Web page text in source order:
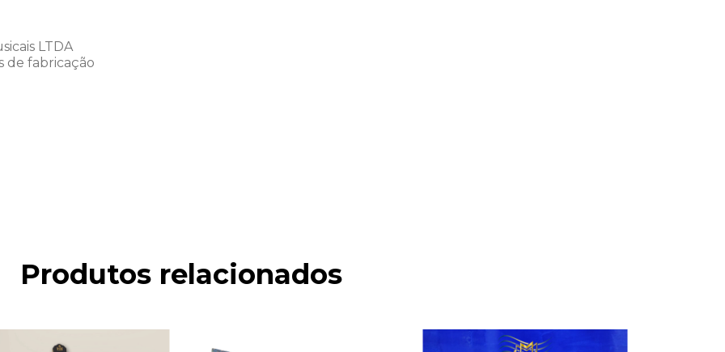
LTDA
de fabricação
Produtos relacionados